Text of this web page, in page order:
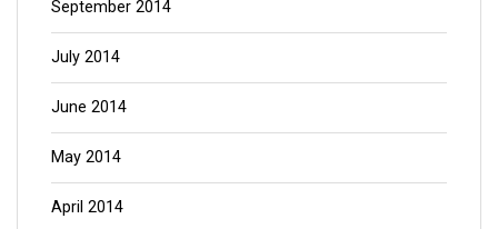
September 2014
July 2014
June 2014
May 2014
April 2014